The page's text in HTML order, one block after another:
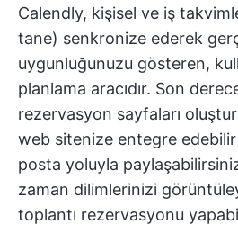
Calendly, kişisel ve iş
tane) senkronize ederek
uygunluğunuzu gösteren,
planlama aracıdır. Son
rezervasyon sayfaları
web sitenize entegre edebilir
posta yoluyla
zaman dilimlerinizi
toplantı rezervasyonu